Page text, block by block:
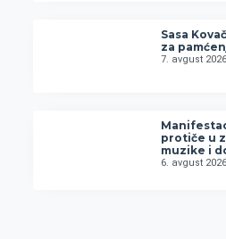
Sasa
za
7. avgust
protiče u
muzike i
6. avgust